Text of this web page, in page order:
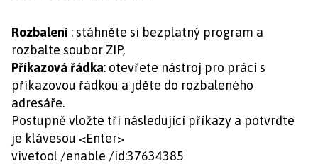
Rozbalení : stáhněte si bezplatný program a
rozbalte soubor ZIP,
Příkazová řádka: otevřete nástroj pro práci s
příkazovou řádkou a jděte do rozbaleného
adresáře.
Postupně vložte tři následující příkazy a potvrďte
je klávesou <Enter>
vivetool /enable /id:37634385